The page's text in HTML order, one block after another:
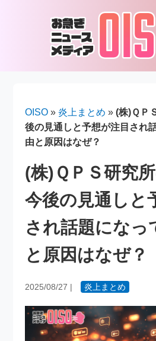
OISO »炎上まとめ »(株)ＱＰ
後の見通しと予想が注目され
由と原因はなぜ？
(株)ＱＰＳ研究
今後の見通しと
され話題になっ
と原因はなぜ？
2025/08/27 | 炎上まとめ